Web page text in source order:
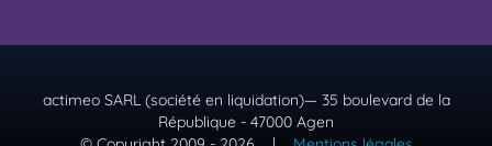
actimeo SARL (société en liquidation)— 35 boulevard de la
République - 47000 Agen